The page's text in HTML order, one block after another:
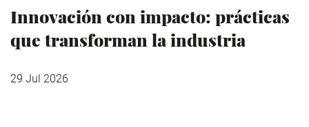
Innovación con impacto: prácticas
que transforman la industria
29 Jul 2026